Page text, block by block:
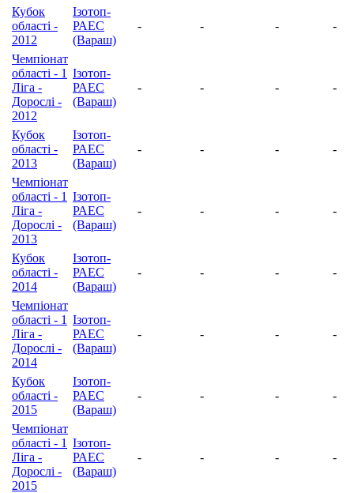
Кубок
області -
2012
Ізотоп-
РАЕС
(Вараш)
- - - -
Чемпіонат
області - 1
Ліга -
Дорослі -
2012
Ізотоп-
РАЕС
(Вараш)
- - - -
Кубок
області -
2013
Ізотоп-
РАЕС
(Вараш)
- - - -
Чемпіонат
області - 1
Ліга -
Дорослі -
2013
Ізотоп-
РАЕС
(Вараш)
- - - -
Кубок
області -
2014
Ізотоп-
РАЕС
(Вараш)
- - - -
Чемпіонат
області - 1
Ліга -
Дорослі -
2014
Ізотоп-
РАЕС
(Вараш)
- - - -
Кубок
області -
2015
Ізотоп-
РАЕС
(Вараш)
- - - -
Чемпіонат
області - 1
Ліга -
Дорослі -
2015
Ізотоп-
РАЕС
(Вараш)
- - - -